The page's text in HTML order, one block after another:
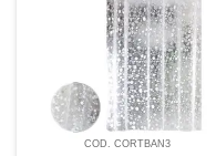
COD. CORTBAN3